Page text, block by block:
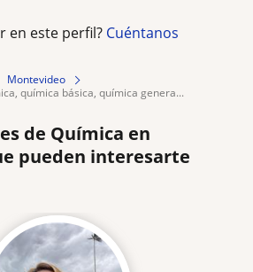
en este perfil? Cuéntanos
Montevideo
química básica, química genera...
de Química en
pueden interesarte